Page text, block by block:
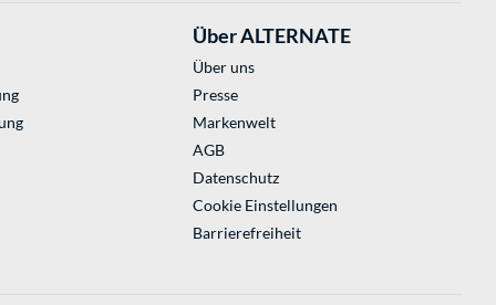
Über ALTERNATE
Über uns
Presse
Markenwelt
AGB
Datenschutz
Cookie Einstellungen
Barrierefreiheit